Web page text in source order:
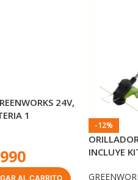
24V,
1
AL CARRITO
-12%
INCLUYE